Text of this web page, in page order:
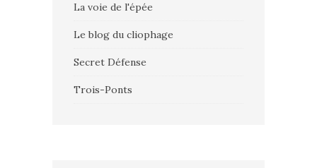
La voie de l'épée
Le blog du cliophage
Secret Défense
Trois-Ponts